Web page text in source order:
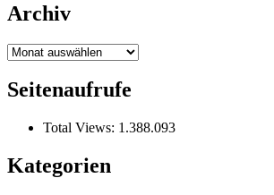
Archiv
Archiv
Seitenaufrufe
Total Views: 1.388.093
Kategorien